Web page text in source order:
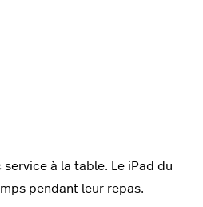
à la table. Le iPad du
pendant leur repas.